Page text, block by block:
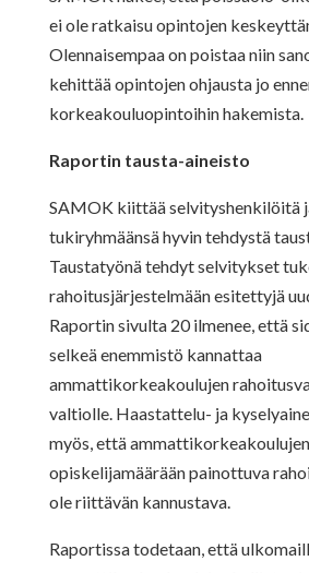
ei ole ratkaisu opintojen
Olennaisempaa on poistaa niin
kehittää opintojen ohjausta jo
korkeakouluopintoihin hakemista.
Raportin tausta-aineisto
SAMOK kiittää selvityshenkilöitä
tukiryhmäänsä hyvin tehdystä
Taustatyönä tehdyt selvitykset
rahoitusjärjestelmään esitettyjä
Raportin sivulta 20 ilmenee, että
selkeä enemmistö kannattaa
ammattikorkeakoulujen
valtiolle. Haastattelu- ja
myös, että
opiskelijamäärään painottuva
ole riittävän kannustava.
Raportissa todetaan, että